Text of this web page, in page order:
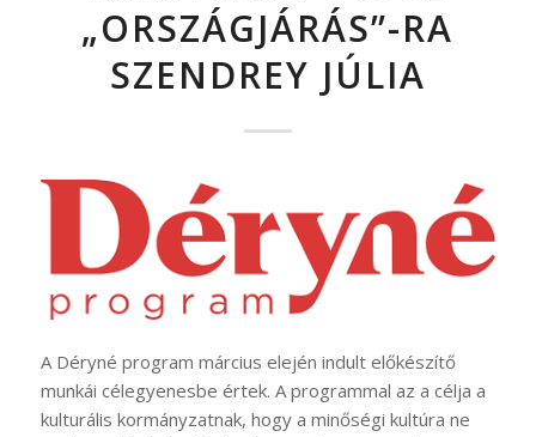
„ORSZÁGJÁRÁS”-RA
SZENDREY JÚLIA
A Déryné program március elején indult előkészítő
munkái célegyenesbe értek. A programmal az a célja a
kulturális kormányzatnak, hogy a minőségi kultúra ne